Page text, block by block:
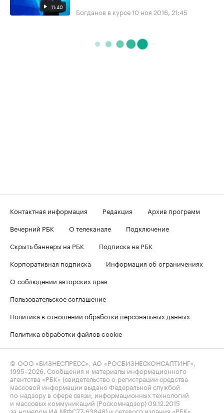
11:40 Богданов в курсе10 ноя 2016, 21:45
Контактная информация Редакция
Архив программ
Вечерний РБК
О телеканале
Подключение
Скрыть баннеры на РБК
Подписка на РБК
Корпоративная подписка
Информация об ограничениях
О соблюдении авторских прав
Пользовательское соглашение
Политика в отношении обработки персональных данных
Политика обработки файлов cookie
© ООО «БИЗНЕСПРЕСС», АО «РОСБИЗНЕСКОНСАЛТИНГ»,
1995–2026 . Сообщения и материалы информационного
агентства «РБК» (свидетельство о регистрации средства
массовой информации выдано Федеральной службой
по надзору в сфере связи, информационных технологий
и массовых коммуникаций (Роскомнадзор) 09.12.2015
за номером ИА №ФС77-63848) и сетевого издания «РБК»